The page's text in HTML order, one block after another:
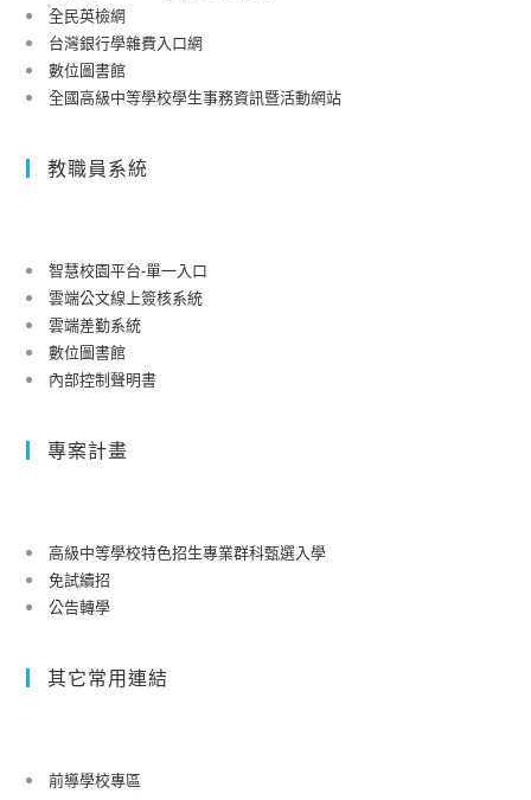
全民英檢網
台灣銀行學雜費入口網
數位圖書館
全國高級中等學校學生事務資訊暨活動網站
教職員系統
智慧校園平台-單一入口
雲端公文線上簽核系統
雲端差勤系統
數位圖書館
內部控制聲明書
專案計畫
高級中等學校特色招生專業群科甄選入學
免試續招
公告轉學
其它常用連結
前導學校專區